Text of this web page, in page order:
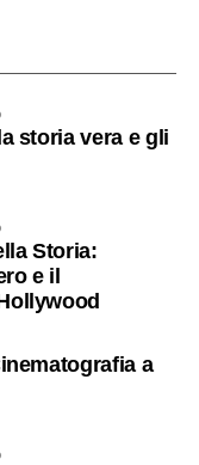
storia vera e gli
Storia:
e il
a